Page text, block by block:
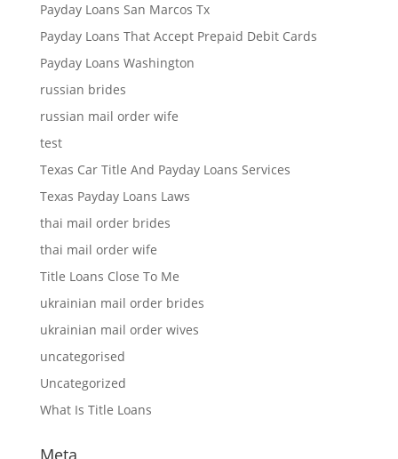
Payday Loans San Marcos Tx
Payday Loans That Accept Prepaid Debit Cards
Payday Loans Washington
russian brides
russian mail order wife
test
Texas Car Title And Payday Loans Services
Texas Payday Loans Laws
thai mail order brides
thai mail order wife
Title Loans Close To Me
ukrainian mail order brides
ukrainian mail order wives
uncategorised
Uncategorized
What Is Title Loans
Meta